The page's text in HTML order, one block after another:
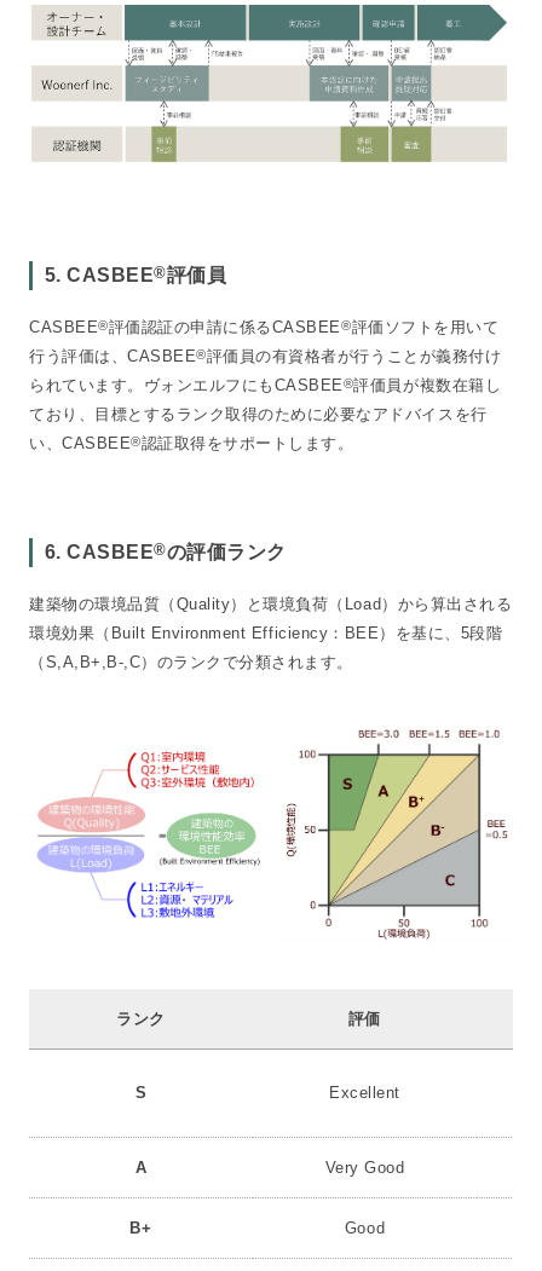
5. CASBEE®評価員
CASBEE®評価認証の申請に係るCASBEE®評価ソフトを用いて
行う評価は、CASBEE®評価員の有資格者が行うことが義務付け
られています。ヴォンエルフにもCASBEE®評価員が複数在籍し
ており、目標とするランク取得のために必要なアドバイスを行
い、CASBEE®認証取得をサポートします。
6. CASBEE®の評価ランク
建築物の環境品質（Quality）と環境負荷（Load）から算出される
環境効果（Built Environment Efficiency：BEE）を基に、5段階
（S,A,B+,B-,C）のランクで分類されます。
ランク 評価
S Excellent
A Very Good
B+ Good